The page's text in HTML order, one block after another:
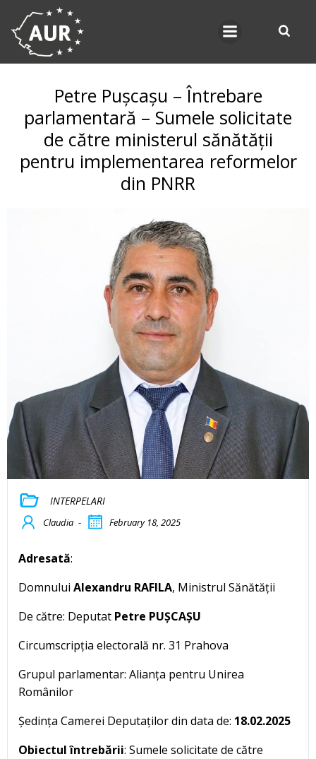
Petre Pușcașu – Întrebare
parlamentară – Sumele solicitate
de către ministerul sănătății
pentru implementarea reformelor
din PNRR
INTERPELARI
Claudia - February 18, 2025
Adresată:
Domnului Alexandru RAFILA, Ministrul Sănătății
De către: Deputat Petre PUȘCAȘU
Circumscripția electorală nr. 31 Prahova
Grupul parlamentar: Alianța pentru Unirea
Românilor
Ședința Camerei Deputaților din data de: 18.02.2025
Obiectul întrebării: Sumele solicitate de către